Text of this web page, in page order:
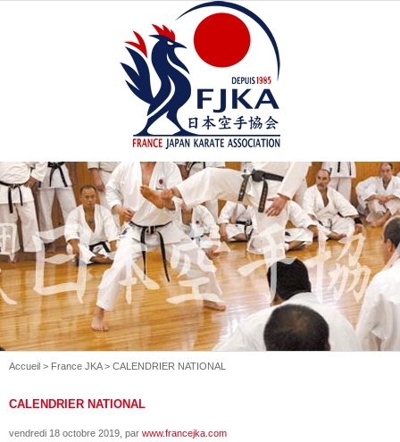
Accueil > France JKA> CALENDRIER NATIONAL
CALENDRIER NATIONAL
vendredi 18 octobre 2019 , par www.francejka.com